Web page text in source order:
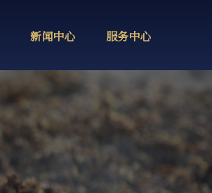
新闻中心 服务中心